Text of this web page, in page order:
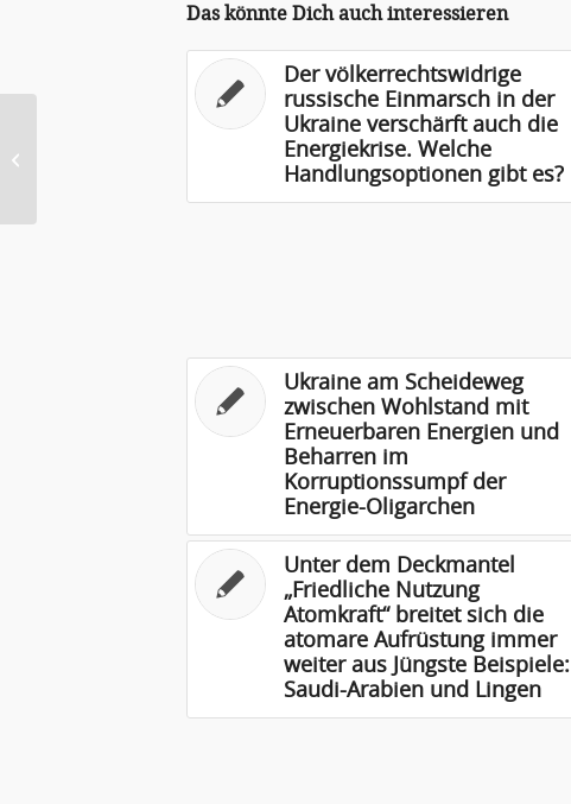
Das könnte Dich auch interessieren
Der völkerrechtswidrige
russische Einmarsch in der
Ukraine verschärft auch die
Energiekrise. Welche
Handlungsoptionen gibt es?
Ukraine am Scheideweg
zwischen Wohlstand mit
Erneuerbaren Energien und
Beharren im
Korruptionssumpf der
Energie-Oligarchen
Unter dem Deckmantel
„Friedliche Nutzung
Atomkraft“ breitet sich die
atomare Aufrüstung immer
weiter aus Jüngste Beispiele:
Saudi-Arabien und Lingen
Ökostrom ist in Deutschland immer